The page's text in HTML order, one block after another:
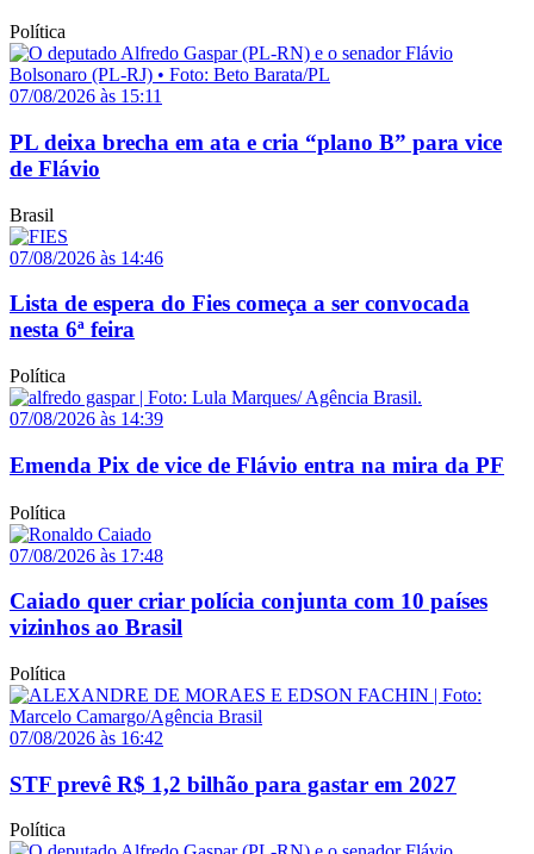
Política
07/08/2026 às 15:11
PL deixa brecha em ata e cria “plano B” para vice
de Flávio
Brasil
07/08/2026 às 14:46
Lista de espera do Fies começa a ser convocada
nesta 6ª feira
Política
07/08/2026 às 14:39
Emenda Pix de vice de Flávio entra na mira da PF
Política
07/08/2026 às 17:48
Caiado quer criar polícia conjunta com 10 países
vizinhos ao Brasil
Política
07/08/2026 às 16:42
STF prevê R$ 1,2 bilhão para gastar em 2027
Política